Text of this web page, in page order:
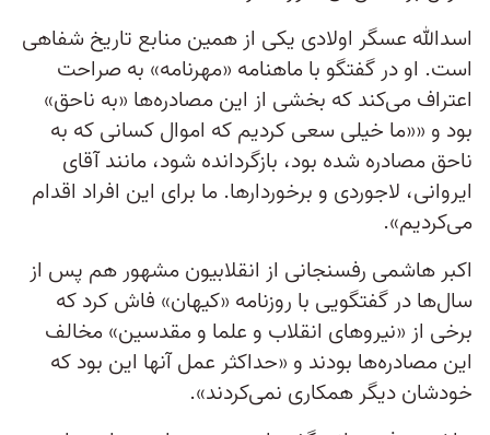
اسد‌الله عسگر اولادی یکی از همین منابع تاریخ شفاهی
است. او در گفتگو با ماهنامه «مهرنامه» به صراحت
اعتراف می‌کند که بخشی از این مصادره‌ها «به ناحق»
بود و ««ما خیلی سعی کردیم که اموال کسانی که به
ناحق مصادره شده بود، بازگردانده شود، مانند آقای
ایروانی، لاجوردی و برخوردارها. ما برای این افراد اقدام
می‌کردیم».
اکبر هاشمی رفسنجانی از انقلابیون مشهور هم پس از
سال‌ها در گفتگویی با روزنامه «کیهان» فاش کرد که
برخی از «نیروهای انقلاب و علما و مقدسین» مخالف
این مصادره‌ها بودند و «حداکثر عمل آنها این بود که
خودشان دیگر همکاری نمی‌کردند».